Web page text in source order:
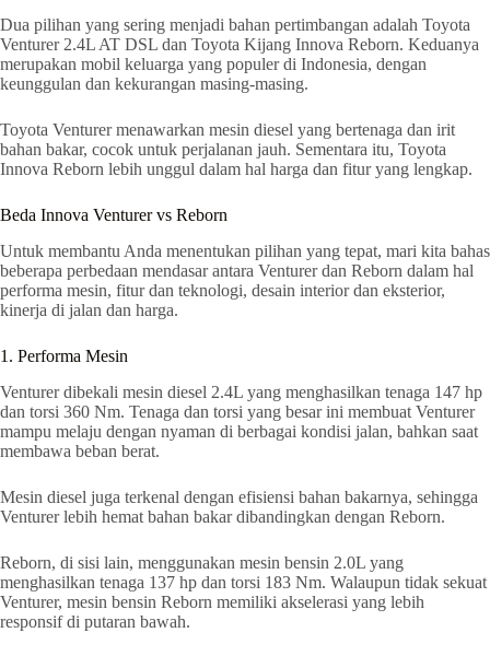
Dua pilihan yang sering menjadi bahan pertimbangan adalah Toyota
Venturer 2.4L AT DSL dan Toyota Kijang Innova Reborn. Keduanya
merupakan mobil keluarga yang populer di Indonesia, dengan
keunggulan dan kekurangan masing-masing.
Toyota Venturer menawarkan mesin diesel yang bertenaga dan irit
bahan bakar, cocok untuk perjalanan jauh. Sementara itu, Toyota
Innova Reborn lebih unggul dalam hal harga dan fitur yang lengkap.
Beda Innova Venturer vs Reborn
Untuk membantu Anda menentukan pilihan yang tepat, mari kita bahas
beberapa perbedaan mendasar antara Venturer dan Reborn dalam hal
performa mesin, fitur dan teknologi, desain interior dan eksterior,
kinerja di jalan dan harga.
1. Performa Mesin
Venturer dibekali mesin diesel 2.4L yang menghasilkan tenaga 147 hp
dan torsi 360 Nm. Tenaga dan torsi yang besar ini membuat Venturer
mampu melaju dengan nyaman di berbagai kondisi jalan, bahkan saat
membawa beban berat.
Mesin diesel juga terkenal dengan efisiensi bahan bakarnya, sehingga
Venturer lebih hemat bahan bakar dibandingkan dengan Reborn.
Reborn, di sisi lain, menggunakan mesin bensin 2.0L yang
menghasilkan tenaga 137 hp dan torsi 183 Nm. Walaupun tidak sekuat
Venturer, mesin bensin Reborn memiliki akselerasi yang lebih
responsif di putaran bawah.